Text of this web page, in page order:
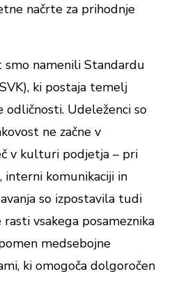
načrte za prihodnje
smo namenili Standardu
ki postaja temelj
odličnosti. Udeleženci so
ne začne v
v kulturi podjetja – pri
interni komunikaciji in
so izpostavila tudi
vsakega posameznika
medsebojne
ki omogoča dolgoročen